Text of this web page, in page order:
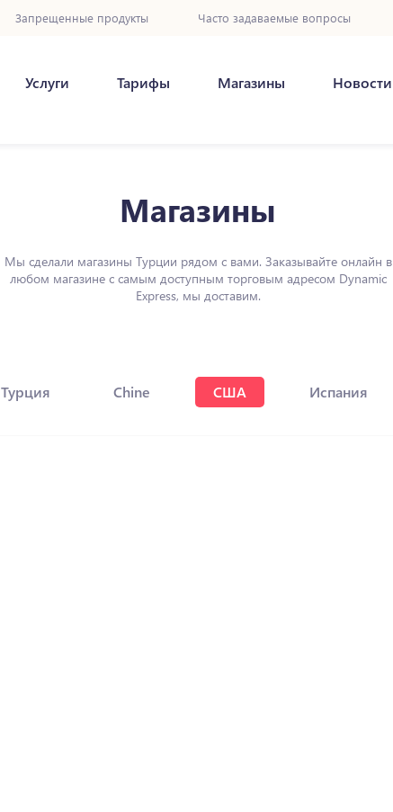
Запрещенные продукты Часто задаваемые вопросы
Услуги Тарифы Магазины Новости
Магазины
Мы сделали магазины Турции рядом с вами. Заказывайте онлайн в
любом магазине с самым доступным торговым адресом Dynamic
Express, мы доставим.
Турция Chine США Испания